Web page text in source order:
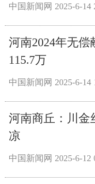
中国新闻网 2025-6-14
河南2024年无偿
115.7万
中国新闻网 2025-6-14
河南商丘：川金
凉
中国新闻网 2025-6-12